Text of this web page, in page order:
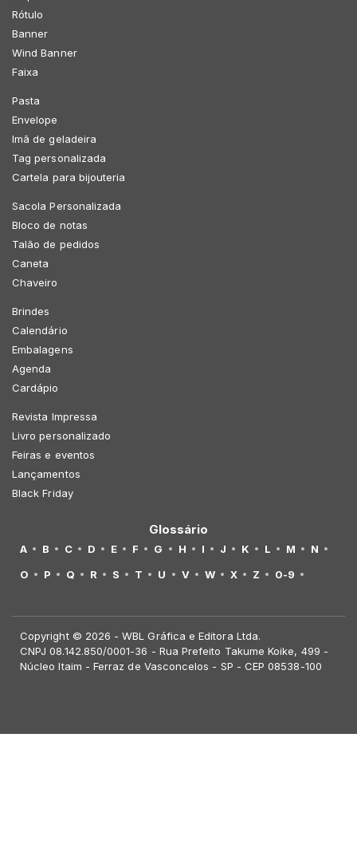
Rótulo
Banner
Wind Banner
Faixa
Pasta
Envelope
Imã de geladeira
Tag personalizada
Cartela para bijouteria
Sacola Personalizada
Bloco de notas
Talão de pedidos
Caneta
Chaveiro
Brindes
Calendário
Embalagens
Agenda
Cardápio
Revista Impressa
Livro personalizado
Feiras e eventos
Lançamentos
Black Friday
Glossário
A B C D E F G H I J K L M
N
O
P Q R S T U V W X Z 0-9
Copyright © 2026 - WBL Gráfica e Editora Ltda.
CNPJ 08.142.850/0001-36 - Rua Prefeito Takume Koike, 499 -
Núcleo Itaim - Ferraz de Vasconcelos - SP - CEP 08538-100